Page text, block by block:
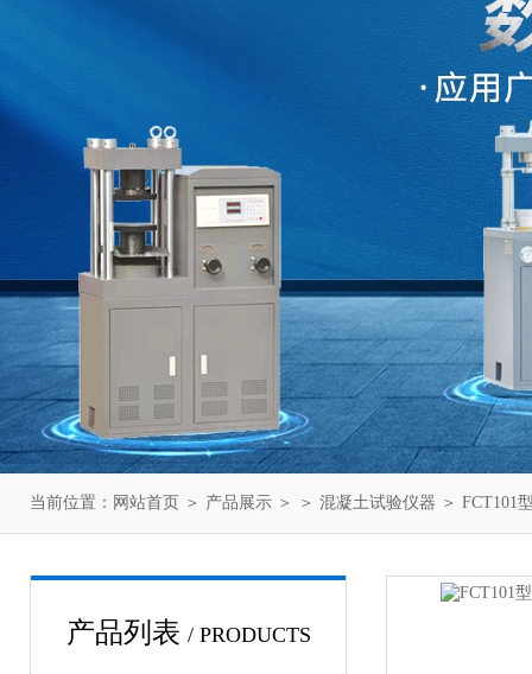
当前位置： 网站首页 ＞ 产品展示 ＞ ＞ 混凝土试验仪器 ＞ FCT101
产品列表 / PRODUCTS